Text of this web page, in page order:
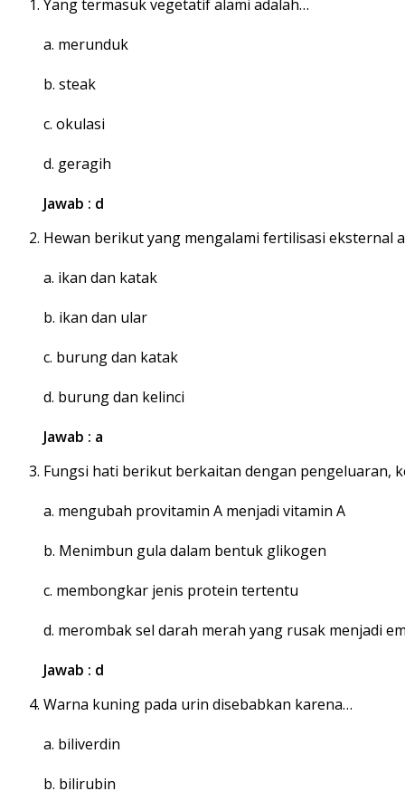
Yang termasuk vegetatif alami adalah…
a. merunduk
b. steak
c. okulasi
d. geragih
Jawab : d
Hewan berikut yang mengalami fertilisasi eksternal
a. ikan dan katak
b. ikan dan ular
c. burung dan katak
d. burung dan kelinci
Jawab : a
Fungsi hati berikut berkaitan dengan pengeluaran,
a. mengubah provitamin A menjadi vitamin A
b. Menimbun gula dalam bentuk glikogen
c. membongkar jenis protein tertentu
d. merombak sel darah merah yang rusak menjadi
Jawab : d
Warna kuning pada urin disebabkan karena…
a. biliverdin
b. bilirubin